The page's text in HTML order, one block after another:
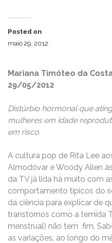
Posted on
maio 29, 2012
Mariana Timóteo da
29/05/2012
Distúrbio hormonal que
mulheres em idade
em risco.
A cultura pop de Rita Lee
Almodóvar e Woody Allen
da TV já lida há muito com
comportamento típicos do
da ciência para explicar de
transtornos como a temida
menstrual) não tem fim.
as variações, ao longo do